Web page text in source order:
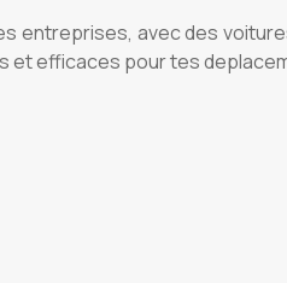
entreprises, avec des
et efficaces pour tes